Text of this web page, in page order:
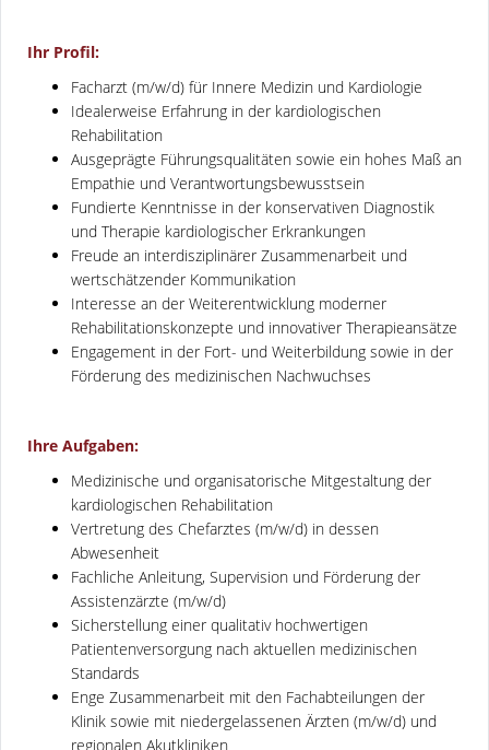
Ihr Profil:
Facharzt (m/w/d) für Innere Medizin und Kardiologie
Idealerweise Erfahrung in der kardiologischen
Rehabilitation
Ausgeprägte Führungsqualitäten sowie ein hohes Maß an
Empathie und Verantwortungsbewusstsein
Fundierte Kenntnisse in der konservativen Diagnostik
und Therapie kardiologischer Erkrankungen
Freude an interdisziplinärer Zusammenarbeit und
wertschätzender Kommunikation
Interesse an der Weiterentwicklung moderner
Rehabilitationskonzepte und innovativer Therapieansätze
Engagement in der Fort- und Weiterbildung sowie in der
Förderung des medizinischen Nachwuchses
Ihre Aufgaben:
Medizinische und organisatorische Mitgestaltung der
kardiologischen Rehabilitation
Vertretung des Chefarztes (m/w/d) in dessen
Abwesenheit
Fachliche Anleitung, Supervision und Förderung der
Assistenzärzte (m/w/d)
Sicherstellung einer qualitativ hochwertigen
Patientenversorgung nach aktuellen medizinischen
Standards
Enge Zusammenarbeit mit den Fachabteilungen der
Klinik sowie mit niedergelassenen Ärzten (m/w/d) und
regionalen Akutkliniken